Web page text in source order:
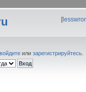
[
войдите или зарегистрируйтесь